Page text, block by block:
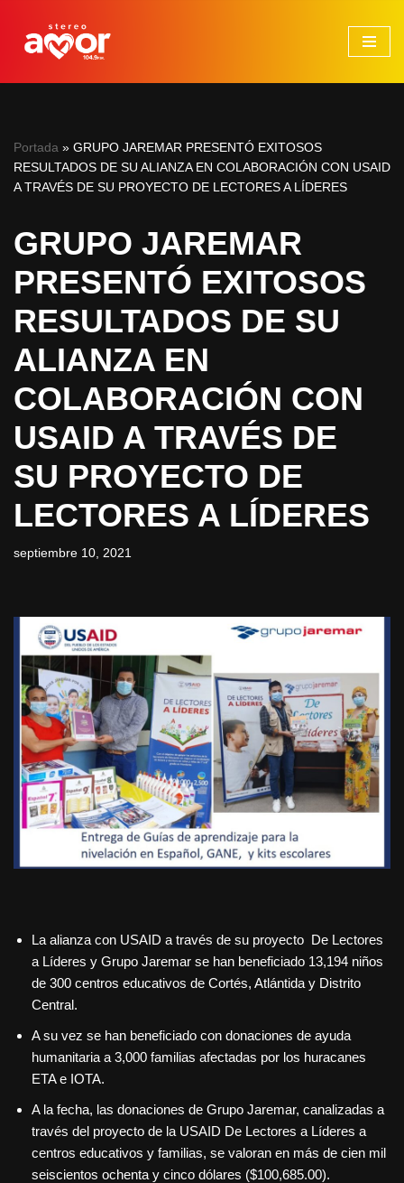
Saltar
Portada » GRUPO JAREMAR PRESENTÓ EXITOSOS
RESULTADOS DE SU ALIANZA EN COLABORACIÓN CON USAID
A TRAVÉS DE SU PROYECTO DE LECTORES A LÍDERES
GRUPO JAREMAR
PRESENTÓ EXITOSOS
RESULTADOS DE SU
ALIANZA EN
COLABORACIÓN CON
USAID A TRAVÉS DE
SU PROYECTO DE
LECTORES A LÍDERES
septiembre 10, 2021
La alianza con USAID a través de su proyecto De Lectores
a Líderes y Grupo Jaremar se han beneficiado 13,194 niños
de 300 centros educativos de Cortés, Atlántida y Distrito
Central.
A su vez se han beneficiado con donaciones de ayuda
humanitaria a 3,000 familias afectadas por los huracanes
ETA e IOTA.
A la fecha, las donaciones de Grupo Jaremar, canalizadas a
través del proyecto de la USAID De Lectores a Líderes a
centros educativos y familias, se valoran en más de cien mil
seiscientos ochenta y cinco dólares ($100,685.00).